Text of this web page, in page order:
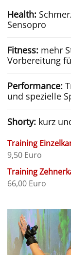
Health:
Sensopro
Fitness: mehr
Vorbereitung
Performance:
und spezielle
Shorty: kurz
Training
9,50 Euro
Training
66,00 Euro